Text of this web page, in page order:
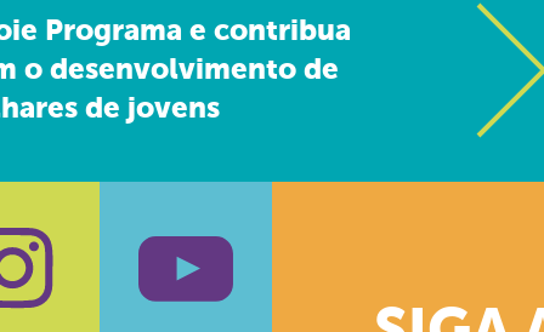
Programa e contribua
o desenvolvimento de
de jovens